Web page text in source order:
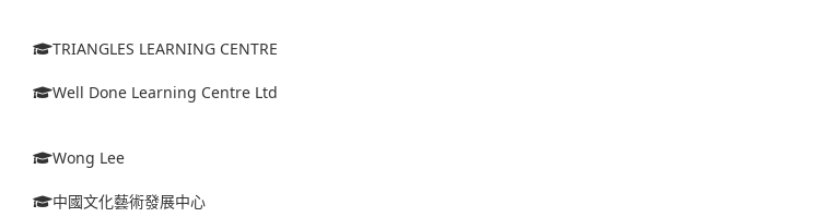
TRIANGLES LEARNING CENTRE
Well Done Learning Centre Ltd
Wong Lee
中國文化藝術發展中心